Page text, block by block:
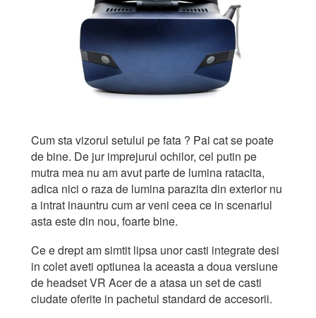
Cum sta vizorul setului pe fata ? Pai cat se poate
de bine. De jur imprejurul ochilor, cel putin pe
mutra mea nu am avut parte de lumina ratacita,
adica nici o raza de lumina parazita din exterior nu
a intrat inauntru cum ar veni ceea ce in scenariul
asta este din nou, foarte bine.
Ce e drept am simtit lipsa unor casti integrate desi
in colet aveti optiunea la aceasta a doua versiune
de headset VR Acer de a atasa un set de casti
ciudate oferite in pachetul standard de accesorii.